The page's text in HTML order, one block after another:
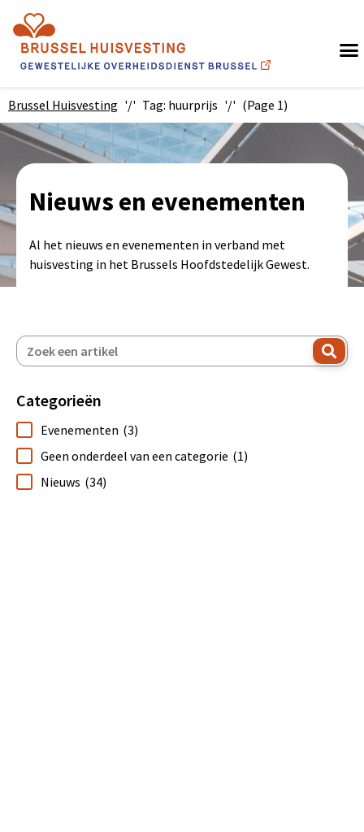
Brussel Huisvesting Tag: huurprijs (Page 1)
Nieuws en evenementen
Al het nieuws en evenementen in verband met
huisvesting in het Brussels Hoofdstedelijk Gewest.
Categorieën
Evenementen (3)
Geen onderdeel van een categorie (1)
Nieuws (34)